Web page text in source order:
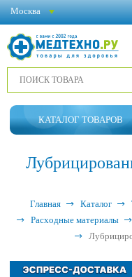
Москва
КАТАЛОГ ТОВАРОВ
Главная Каталог
Расходные материалы